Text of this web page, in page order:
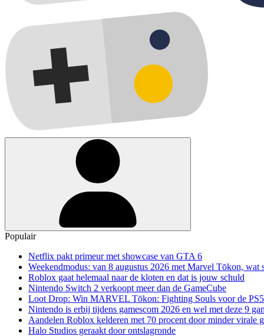
Populair
Netflix pakt primeur met showcase van GTA 6
Weekendmodus: van 8 augustus 2026 met Marvel Tōkon, wat
Roblox gaat helemaal naar de kloten en dat is jouw schuld
Nintendo Switch 2 verkoopt meer dan de GameCube
Loot Drop: Win MARVEL Tōkon: Fighting Souls voor de PS5
Nintendo is erbij tijdens gamescom 2026 en wel met deze 9
Aandelen Roblox kelderen met 70 procent door minder virale
Halo Studios geraakt door ontslagronde